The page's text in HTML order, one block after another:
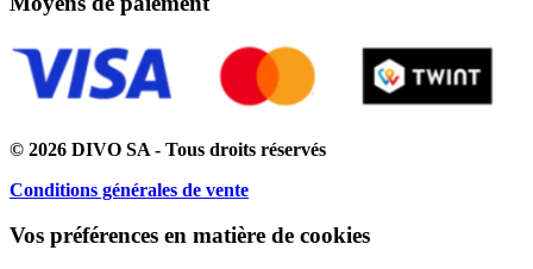
© 2026 DIVO SA - Tous droits réservés
Conditions générales de vente
Vos préférences en matière de cookies